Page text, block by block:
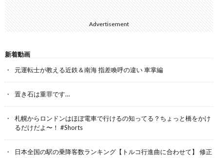
Advertisement
新着動画
元運転士が教える近鉄＆南海 指差喚呼の違い 車掌編
置き石は重罪です…
札幌からロンドンはほぼ電車で行けるの知ってる？ちょっと橋をかけ
るだけだよ〜！ #Shorts
日本全国の駅の乗降客数ランキング【トルコ行進曲に合わせて】 修正